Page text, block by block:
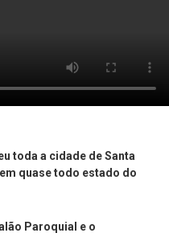
toda a cidade de Santa
quase todo estado do
Paroquial e o